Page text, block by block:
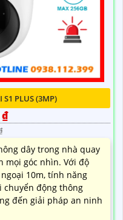
S1 PLUS (3MP)
₫
dây trong nhà quay
mọi góc nhìn. Với độ
10m, tính năng
chuyển động thông
đến giải pháp an ninh